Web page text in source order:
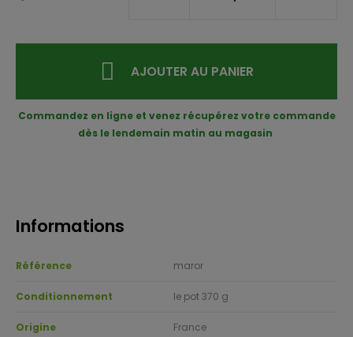
AJOUTER AU PANIER
Commandez en ligne et venez récupérez votre commande
dès le lendemain matin au magasin
Informations
Référence maror
Conditionnement le pot 370 g
Origine France